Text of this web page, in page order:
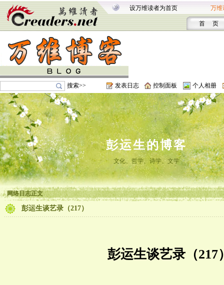
设万维读者为首页 万维
首 页
搜索>> 发表日志 控制面板 个人相册
彭运生的博客
文化、哲学、诗学、文学
网络日志正文
彭运生谈艺录（217）
彭运生谈艺录（217